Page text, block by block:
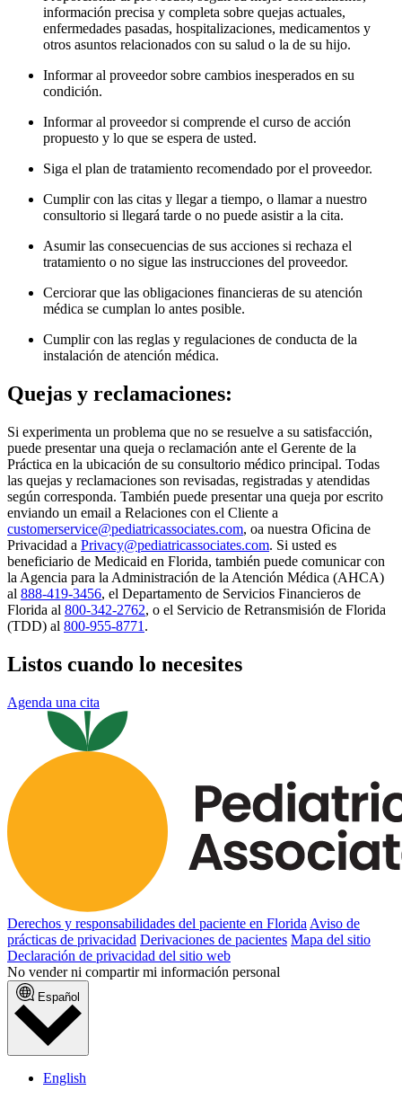
información precisa y completa sobre quejas actuales,
enfermedades pasadas, hospitalizaciones, medicamentos y
otros asuntos relacionados con su salud o la de su hijo.
Informar al proveedor sobre cambios inesperados en su
condición.
Informar al proveedor si comprende el curso de acción
propuesto y lo que se espera de usted.
Siga el plan de tratamiento recomendado por el proveedor.
Cumplir con las citas y llegar a tiempo, o llamar a nuestro
consultorio si llegará tarde o no puede asistir a la cita.
Asumir las consecuencias de sus acciones si rechaza el
tratamiento o no sigue las instrucciones del proveedor.
Cerciorar que las obligaciones financieras de su atención
médica se cumplan lo antes posible.
Cumplir con las reglas y regulaciones de conducta de la
instalación de atención médica.
Quejas y reclamaciones:
Si experimenta un problema que no se resuelve a su satisfacción,
puede presentar una queja o reclamación ante el Gerente de la
Práctica en la ubicación de su consultorio médico principal. Todas
las quejas y reclamaciones son revisadas, registradas y atendidas
según corresponda. También puede presentar una queja por escrito
enviando un email a Relaciones con el Cliente a
customerservice@pediatricassociates.com, oa nuestra Oficina de
Privacidad a Privacy@pediatricassociates.com. Si usted es
beneficiario de Medicaid en Florida, también puede comunicar con
la Agencia para la Administración de la Atención Médica (AHCA)
al 888-419-3456, el Departamento de Servicios Financieros de
Florida al 800-342-2762, o el Servicio de Retransmisión de Florida
(TDD) al 800-955-8771 .
Listos cuando lo necesites
Agenda una cita
Derechos y responsabilidades del paciente en Florida Aviso de
prácticas de privacidad Derivaciones de pacientes Mapa del sitio
Declaración de privacidad del sitio web
No vender ni compartir mi información personal
Español
English